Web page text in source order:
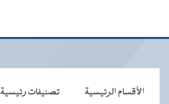
الأقسام الرئيسية تصنيفات رئيسية